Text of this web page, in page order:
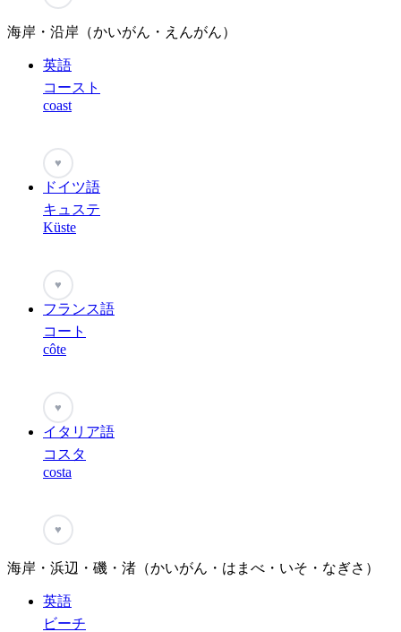
海岸・沿岸（かいがん・えんがん）
英語
コースト
coast
♥
ドイツ語
キュステ
Küste
♥
フランス語
コート
côte
♥
イタリア語
コスタ
costa
♥
海岸・浜辺・磯・渚（かいがん・はまべ・いそ・なぎさ）
英語
ビーチ